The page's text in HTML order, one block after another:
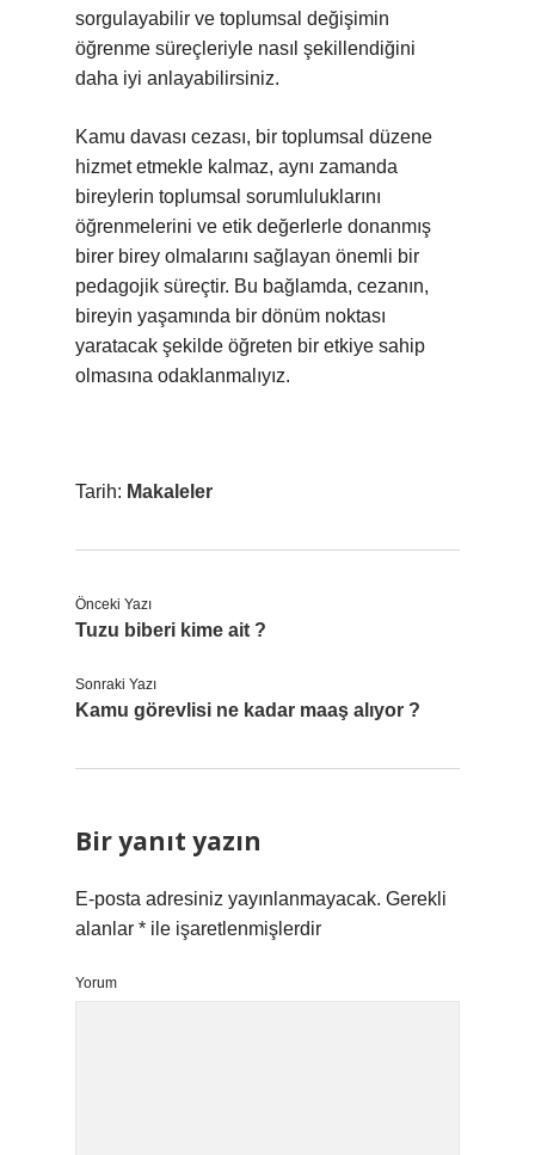
sorgulayabilir ve toplumsal değişimin
öğrenme süreçleriyle nasıl şekillendiğini
daha iyi anlayabilirsiniz.
Kamu davası cezası, bir toplumsal düzene
hizmet etmekle kalmaz, aynı zamanda
bireylerin toplumsal sorumluluklarını
öğrenmelerini ve etik değerlerle donanmış
birer birey olmalarını sağlayan önemli bir
pedagojik süreçtir. Bu bağlamda, cezanın,
bireyin yaşamında bir dönüm noktası
yaratacak şekilde öğreten bir etkiye sahip
olmasına odaklanmalıyız.
Tarih: Makaleler
Önceki Yazı
Tuzu biberi kime ait ?
Sonraki Yazı
Kamu görevlisi ne kadar maaş alıyor ?
Bir yanıt yazın
E-posta adresiniz yayınlanmayacak. Gerekli
alanlar * ile işaretlenmişlerdir
Yorum